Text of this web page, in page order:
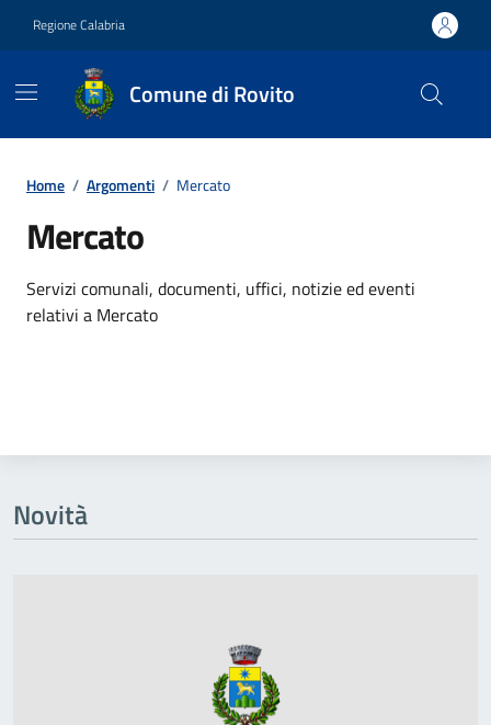
Regione Calabria
Comune di Rovito
Home / Argomenti / Mercato
Mercato
Dettagli dell'argomento
Servizi comunali, documenti, uffici, notizie ed eventi
relativi a Mercato
Novità